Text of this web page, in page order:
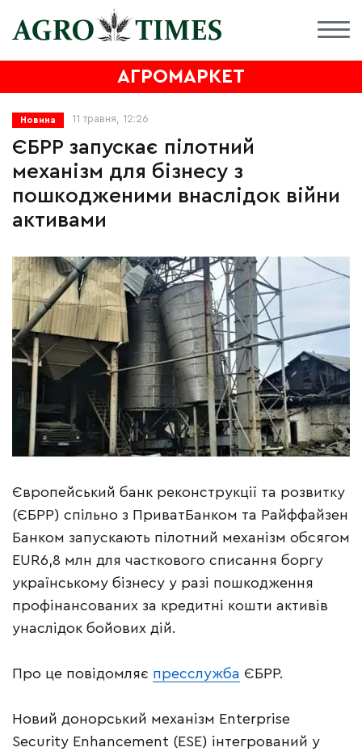
АГРОМАРКЕТ
Новина 11 травня, 12:26
ЄБРР запускає пілотний
механізм для бізнесу з
пошкодженими внаслідок війни
активами
Європейський банк реконструкції та розвитку
(ЄБРР) спільно з ПриватБанком та Райффайзен
Банком запускають пілотний механізм обсягом
EUR6,8 млн для часткового списання боргу
українському бізнесу у разі пошкодження
профінансованих за кредитні кошти активів
унаслідок бойових дій.
Про це повідомляє пресслужба ЄБРР.
Новий донорський механізм Enterprise
Security Enhancement (ESE) інтегрований у